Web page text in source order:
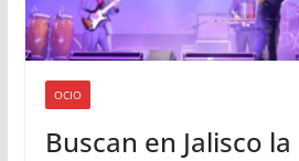
OCIO
Buscan en Jalisco